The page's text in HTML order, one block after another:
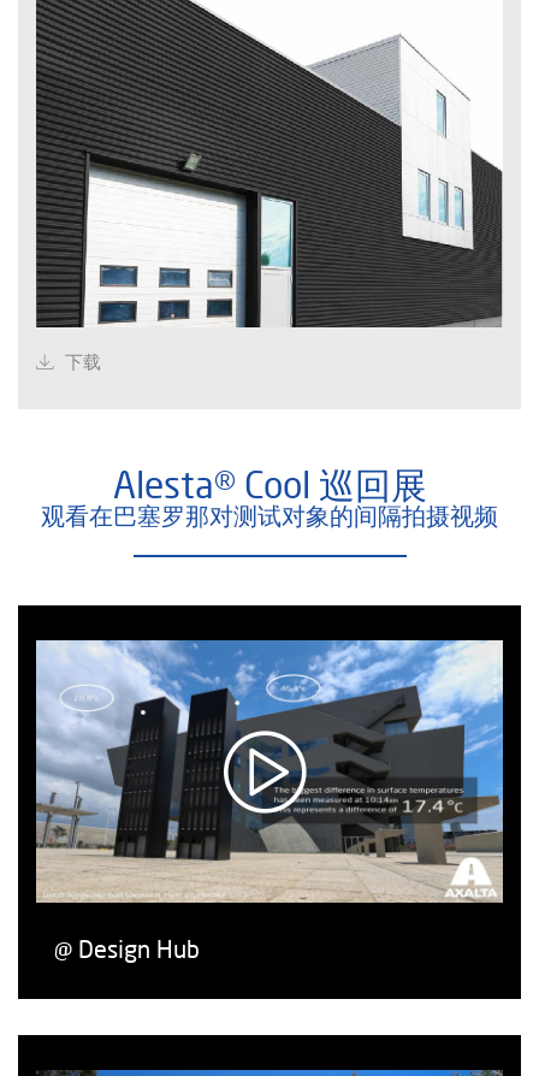
下载
Alesta® Cool 巡回展
观看在巴塞罗那对测试对象的间隔拍摄视频
@ Design Hub